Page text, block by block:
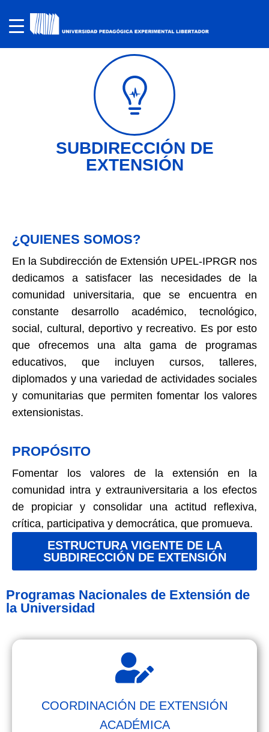
SUBDIRECCIÓN DE
EXTENSIÓN
¿QUIENES SOMOS?
En la Subdirección de Extensión UPEL-IPRGR nos
dedicamos a satisfacer las necesidades de la
comunidad universitaria, que se encuentra en
constante desarrollo académico, tecnológico,
social, cultural, deportivo y recreativo. Es por esto
que ofrecemos una alta gama de programas
educativos, que incluyen cursos, talleres,
diplomados y una variedad de actividades sociales
y comunitarias que permiten fomentar los valores
extensionistas.
PROPÓSITO
Fomentar los valores de la extensión en la
comunidad intra y extrauniversitaria a los efectos
de propiciar y consolidar una actitud reflexiva,
crítica, participativa y democrática, que promueva.
ESTRUCTURA VIGENTE DE LA
SUBDIRECCIÓN DE EXTENSIÓN
Programas Nacionales de Extensión de
la Universidad
COORDINACIÓN DE EXTENSIÓN
ACADÉMICA